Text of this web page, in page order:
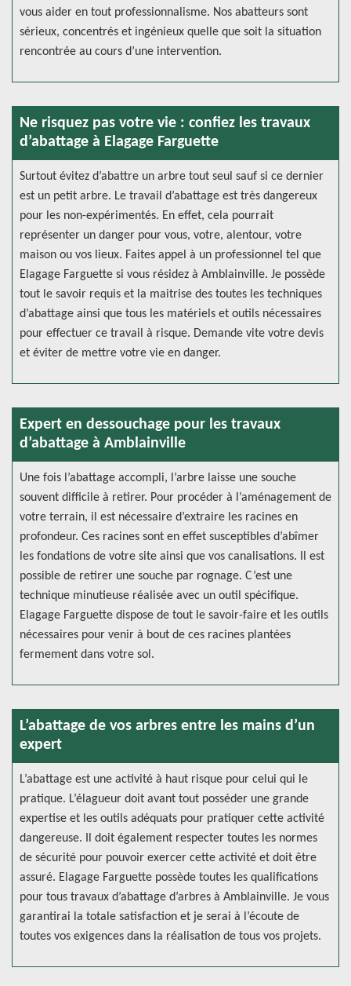
vous aider en tout professionnalisme. Nos abatteurs sont
sérieux, concentrés et ingénieux quelle que soit la situation
rencontrée au cours d’une intervention.
Ne risquez pas votre vie : confiez les travaux
d’abattage à Elagage Farguette
Surtout évitez d’abattre un arbre tout seul sauf si ce dernier
est un petit arbre. Le travail d’abattage est très dangereux
pour les non-expérimentés. En effet, cela pourrait
représenter un danger pour vous, votre, alentour, votre
maison ou vos lieux. Faites appel à un professionnel tel que
Elagage Farguette si vous résidez à Amblainville. Je possède
tout le savoir requis et la maitrise des toutes les techniques
d’abattage ainsi que tous les matériels et outils nécessaires
pour effectuer ce travail à risque. Demande vite votre devis
et éviter de mettre votre vie en danger.
Expert en dessouchage pour les travaux
d’abattage à Amblainville
Une fois l’abattage accompli, l’arbre laisse une souche
souvent difficile à retirer. Pour procéder à l’aménagement de
votre terrain, il est nécessaire d’extraire les racines en
profondeur. Ces racines sont en effet susceptibles d’abîmer
les fondations de votre site ainsi que vos canalisations. Il est
possible de retirer une souche par rognage. C’est une
technique minutieuse réalisée avec un outil spécifique.
Elagage Farguette dispose de tout le savoir-faire et les outils
nécessaires pour venir à bout de ces racines plantées
fermement dans votre sol.
L’abattage de vos arbres entre les mains d’un
expert
L’abattage est une activité à haut risque pour celui qui le
pratique. L’élagueur doit avant tout posséder une grande
expertise et les outils adéquats pour pratiquer cette activité
dangereuse. Il doit également respecter toutes les normes
de sécurité pour pouvoir exercer cette activité et doit être
assuré. Elagage Farguette possède toutes les qualifications
pour tous travaux d’abattage d’arbres à Amblainville. Je vous
garantirai la totale satisfaction et je serai à l’écoute de
toutes vos exigences dans la réalisation de tous vos projets.